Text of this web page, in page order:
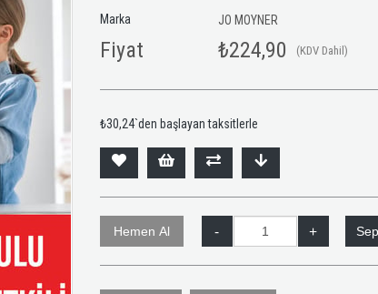
Marka JO MOYNER
Fiyat ₺224,90 (KDV Dahil)
₺30,24`den başlayan taksitlerle